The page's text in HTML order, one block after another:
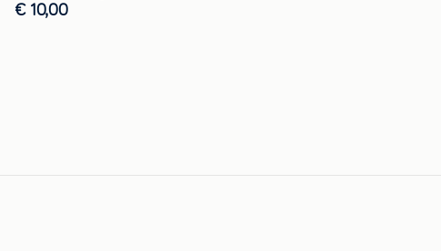
€ 10,00